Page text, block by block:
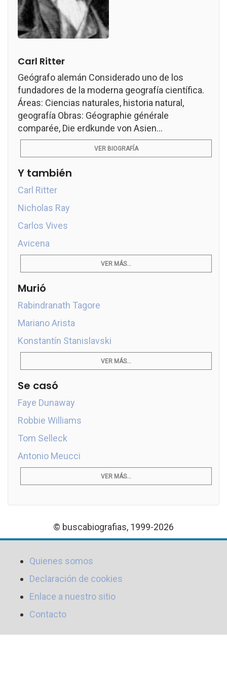
Carl Ritter
Geógrafo alemán Considerado uno de los
fundadores de la moderna geografía científica.
Áreas: Ciencias naturales, historia natural,
geografía Obras: Géographie générale
comparée, Die erdkunde von Asien...
VER BIOGRAFÍA
Y también
Carl Ritter
Nicholas Ray
Carlos Vives
Avicena
VER MÁS...
Murió
Rabindranath Tagore
Mariano Arista
Konstantín Stanislavski
VER MÁS...
Se casó
Faye Dunaway
Robbie Williams
Tom Selleck
Antonio Meucci
VER MÁS...
© buscabiografias, 1999-2026
Quienes somos
Declaración de cookies
Enlace a nuestro sitio
Contacto